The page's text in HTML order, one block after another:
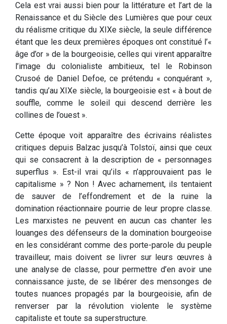
Cela est vrai aussi bien pour la littérature et l’art de la
Renaissance et du Siècle des Lumières que pour ceux
du réalisme critique du XIXe siècle, la seule différence
étant que les deux premières époques ont constitué l’«
âge d’or » de la bourgeoisie, celles qui virent apparaître
l’image du colonialiste ambitieux, tel le Robinson
Crusoé de Daniel Defoe, ce prétendu « conquérant »,
tandis qu’au XIXe siècle, la bourgeoisie est « à bout de
souffle, comme le soleil qui descend derrière les
collines de l’ouest ».
Cette époque voit apparaître des écrivains réalistes
critiques depuis Balzac jusqu’à Tolstoï, ainsi que ceux
qui se consacrent à la description de « personnages
superflus ». Est-il vrai qu’ils « n’approuvaient pas le
capitalisme » ? Non ! Avec acharnement, ils tentaient
de sauver de l’effondrement et de la ruine la
domination réactionnaire pourrie de leur propre classe.
Les marxistes ne peuvent en aucun cas chanter les
louanges des défenseurs de la domination bourgeoise
en les considérant comme des porte-parole du peuple
travailleur, mais doivent se livrer sur leurs œuvres à
une analyse de classe, pour permettre d’en avoir une
connaissance juste, de se libérer des mensonges de
toutes nuances propagés par la bourgeoisie, afin de
renverser par la révolution violente le système
capitaliste et toute sa superstructure.